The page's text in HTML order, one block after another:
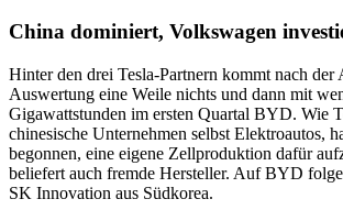
China dominiert, Volkswagen
Hinter den drei Tesla-Partnern kommt nach der
Auswertung eine Weile nichts und dann mit
Gigawattstunden im ersten Quartal BYD. Wie
chinesische Unternehmen selbst Elektroautos,
begonnen, eine eigene Zellproduktion dafür
beliefert auch fremde Hersteller. Auf BYD
SK Innovation aus Südkorea.